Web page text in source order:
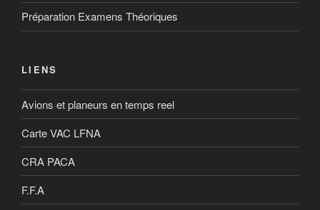
Préparation Examens Théoriques
LIENS
Avions et planeurs en temps reel
Carte VAC LFNA
CRA PACA
F.F.A